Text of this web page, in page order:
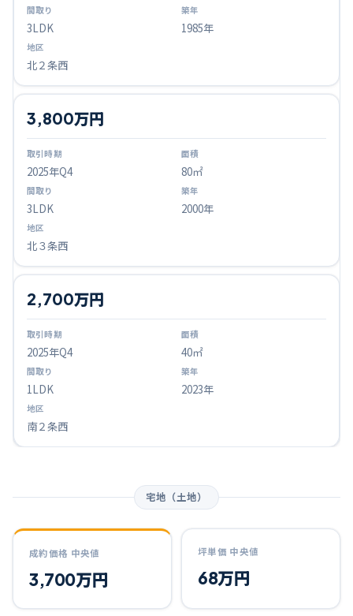
3LDK 1985年
北２条西
2025年Q4
3,800万円
80㎡
3LDK 2000年
北３条西
2025年Q4
2,700万円
40㎡
1LDK 2023年
南２条西
宅地（土地）
成約価格 中央値
3,700万円
坪単価 中央値
68万円